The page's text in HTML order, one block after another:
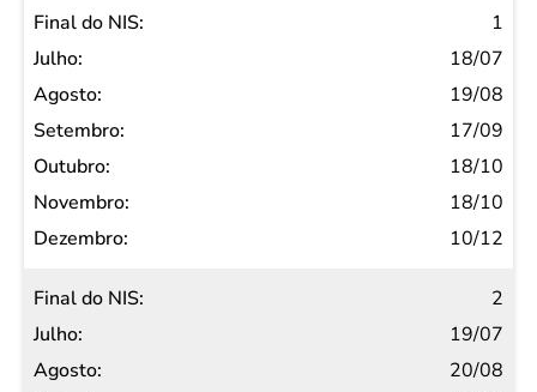
Final
do
NIS
Julho
Agosto
Setembro
Outubro
Dezembro
1
18/07
19/08
17/09
18/10
18/10
10/12
2
19/07
20/08